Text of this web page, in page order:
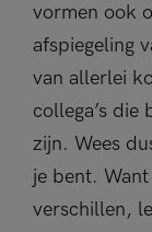
vormen ook
afspiegeling
van allerlei
collega’s die
zijn. Wees
je bent.
verschillen,